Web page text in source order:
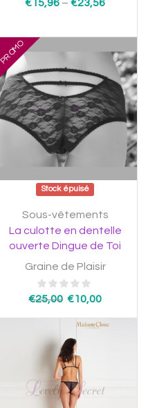
€ 15,96 –€23,56
Stock épuisé
PROMO
Sous-vêtements
La culotte en dentelle
ouverte Dingue de Toi
Graine de Plaisir
€25,00 €10,00